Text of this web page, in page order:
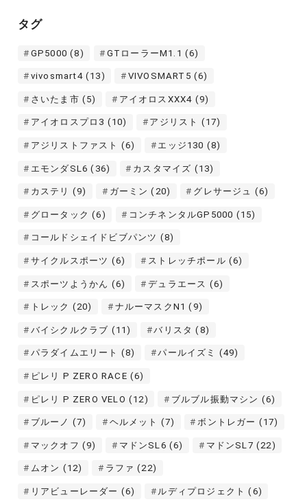
ブ
タグ
GP5000 (8) GTローラーM1.1 (6)
vivosmart4(13) VIVOSMART5 (6)
さいたま市 (5) アイオロスXXX4 (9)
アイオロスプロ3 (10) アジリスト (17)
アジリストファスト (6) エッジ130 (8)
エモンダSL6 (36) カスタマイズ (13)
カステリ (9) ガーミン (20) グレサージュ (6)
グロータック (6) コンチネンタルGP5000 (15)
コールドシェイドビブパンツ (8)
サイクルスポーツ (6) ストレッチポール (6)
スポーツようかん (6) デュラエース (6)
トレック (20) ナルーマスクN1 (9)
バイシクルクラブ (11) バリスタ (8)
パラダイムエリート (8) パールイズミ (49)
ピレリ P ZERO RACE (6)
ピレリ P ZERO VELO (12) ブルブル振動マシン (6)
ブルーノ (7) ヘルメット (7) ボントレガー (17)
マックオフ (9) マドンSL6 (6) マドンSL7 (22)
ムオン (12) ラファ (22)
リアビューレーダー (6) ルディプロジェクト (6)